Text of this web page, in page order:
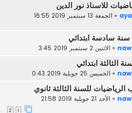
للاسناذ نور الدين
« الجمعة 13 سبتمبر 2019 16:55
سادسة ابتدائي
« الاثنين 2 سبتمبر 2019 3:45
الثالثة ابتدائي
« الخميس 25 جويلية 2019 0:43
للسنة الثالثة ثانوي
« الأحد 21 جويلية 2019 21:58